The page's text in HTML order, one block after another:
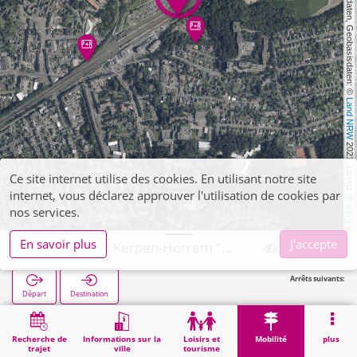
, Kartendaten, Geobasisdaten: ©
Land NRW
2021, Lizenz
dl-de/by-2-0
Recherche de
trajet
Informations sur la
ville
Loisirs et
tourisme
Mobilité plus
Départ Destination
Arrêts suivants:
Démarrage Kerpen, P+R Kerpen-Horrem "Am Meisenberg"
Ce site internet utilise des cookies. En utilisant notre site
internet, vous déclarez approuver l'utilisation de cookies par
nos services.
En savoir plus
J'accepte